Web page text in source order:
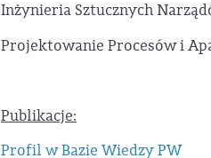
Inżynieria Sztucznych
Projektowanie Procesów i
Publikacje:
Profil w Bazie Wiedzy PW